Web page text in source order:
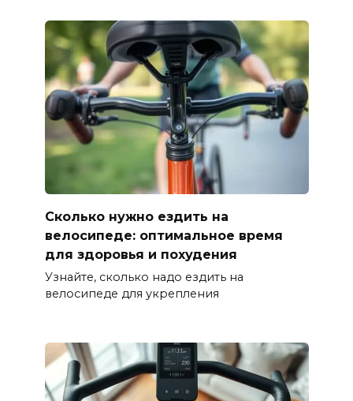
Сколько нужно ездить на
велосипеде: оптимальное время
для здоровья и похудения
Узнайте, сколько надо ездить на
велосипеде для укрепления